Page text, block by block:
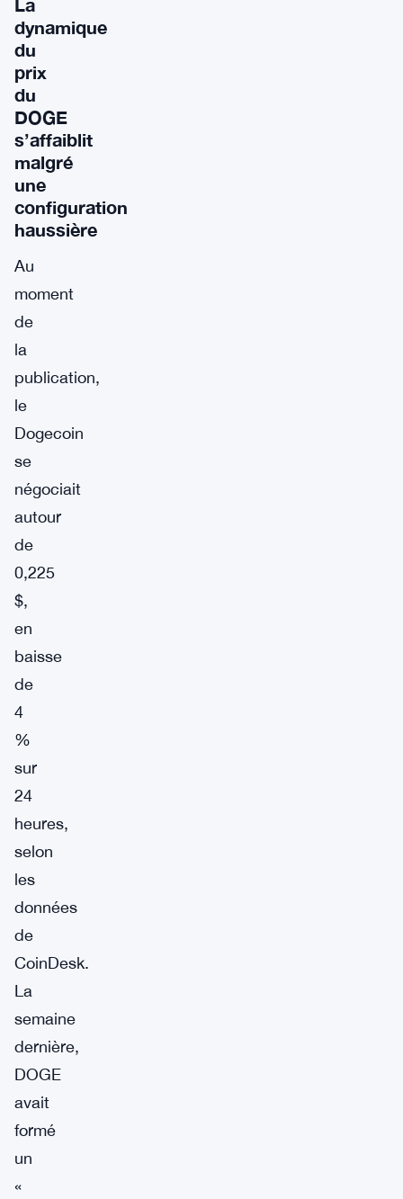
dynamique
du
prix
du
DOGE
s’affaiblit
malgré
une
configuration
haussière
Au
moment
de
la
publication,
le
Dogecoin
se
négociait
autour
de
0,225
$,
en
baisse
de
4
%
sur
24
heures,
selon
les
données
de
CoinDesk.
La
semaine
dernière,
DOGE
avait
formé
un
«